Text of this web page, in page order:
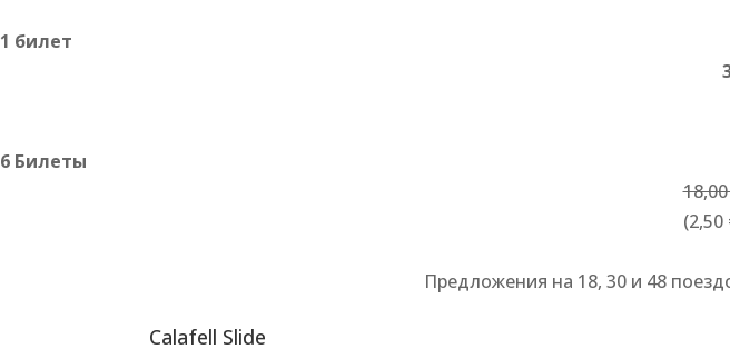
1 билет
6 Билеты
Предложения на 18, 30 и 48
Calafell Slide